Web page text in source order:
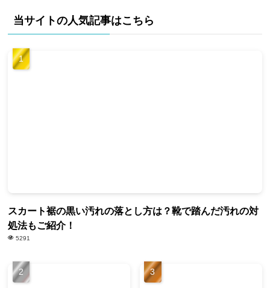
当サイトの人気記事はこちら
スカート裾の黒い汚れの落とし方は？靴で踏んだ汚れの対
処法もご紹介！
5291